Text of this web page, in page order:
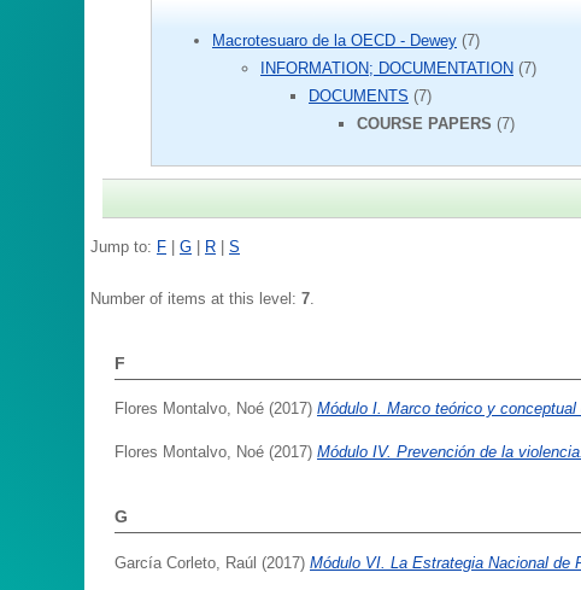
Macrotesuaro de la OECD - Dewey (7)
INFORMATION; DOCUMENTATION (7)
DOCUMENTS (7)
COURSE PAPERS (7)
Jump to: F | G | R | S
Number of items at this level: 7
F
Flores Montalvo, Noé (2017) Módulo I. Marco teórico y conceptual
Flores Montalvo, Noé (2017) Módulo IV. Prevención de la violencia.
G
García Corleto, Raúl (2017) Módulo VI. La Estrategia Nacional de